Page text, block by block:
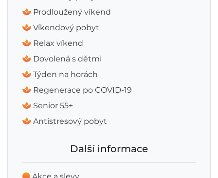
Prodloužený víkend
Víkendový pobyt
Relax víkend
Dovolená s dětmi
Týden na horách
Regenerace po COVID-19
Senior 55+
Antistresový pobyt
Další informace